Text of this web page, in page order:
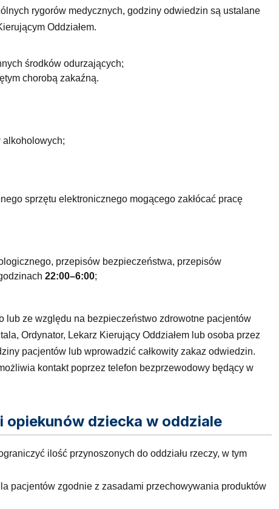
rygorów medycznych, godziny odwiedzin są ustalane
Oddziałem.
środków odurzających;
chorobą zakaźną.
alkoholowych;
sprzętu elektronicznego mogącego zakłócać pracę
przepisów bezpieczeństwa, przepisów
22:00–6:00;
lub ze względu na bezpieczeństwo zdrowotne pacjentów
Ordynator, Lekarz Kierujący Oddziałem lub osoba przez
pacjentów lub wprowadzić całkowity zakaz odwiedzin.
kontakt poprzez telefon bezprzewodowy będący w
opiekunów dziecka w oddziale
ilość przynoszonych do oddziału rzeczy, w tym
pacjentów zgodnie z zasadami przechowywania produktów